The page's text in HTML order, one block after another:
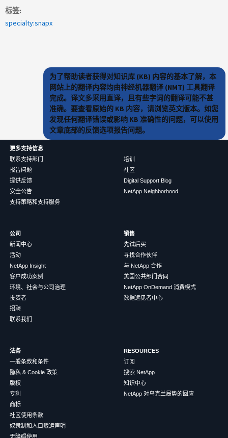
标签
specialty:snapx
为了帮助读者获得对知识库 (KB) 内容的基本了解，本
网站上的翻译内容均由神经机器翻译 (NMT) 工具翻译
完成。译文多采用直译，且有些字词的翻译可能不甚
准确。要查看原始的 KB 内容，请浏览英文版本。如您
发现任何翻译错误或影响 KB 准确性的问题，可以使用
文章底部的反馈选项报告问题。
更多支持信息
联系支持部门
报告问题
提供反馈
安全公告
支持策略和支持服务
培训
社区
Digital Support Blog
NetApp Neighborhood
公司
新闻中心
活动
NetApp Insight
客户成功案例
环境、社会与公司治理
投资者
招聘
联系我们
销售
先试后买
寻找合作伙伴
与 NetApp 合作
美国公共部门合同
NetApp OnDemand 消费模式
数据远见者中心
法务
一般条款和条件
隐私 & Cookie 政策
版权
专利
商标
社区使用条款
奴隶制和人口贩运声明
无障碍使用
RESOURCES
订阅
搜索 NetApp
知识中心
NetApp 对乌克兰局势的回应